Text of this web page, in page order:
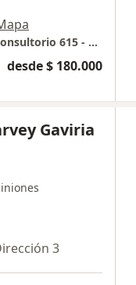
Edificio MULTIPLAZA EL CABLE - Consultorio 615 - Dra. Claudia Aristizábal
desde $ 180.000
Gaviria
3